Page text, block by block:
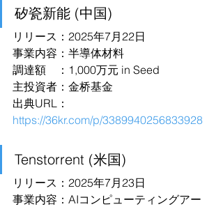
矽瓷新能 (中国)
リリース：2025年7月22日
事業内容：半導体材料
調達額　：1,000万元 in Seed
主投資者：金桥基金
出典URL：
https://36kr.com/p/3389940256833928
Tenstorrent (米国)
リリース：2025年7月23日
事業内容：AIコンピューティングアー